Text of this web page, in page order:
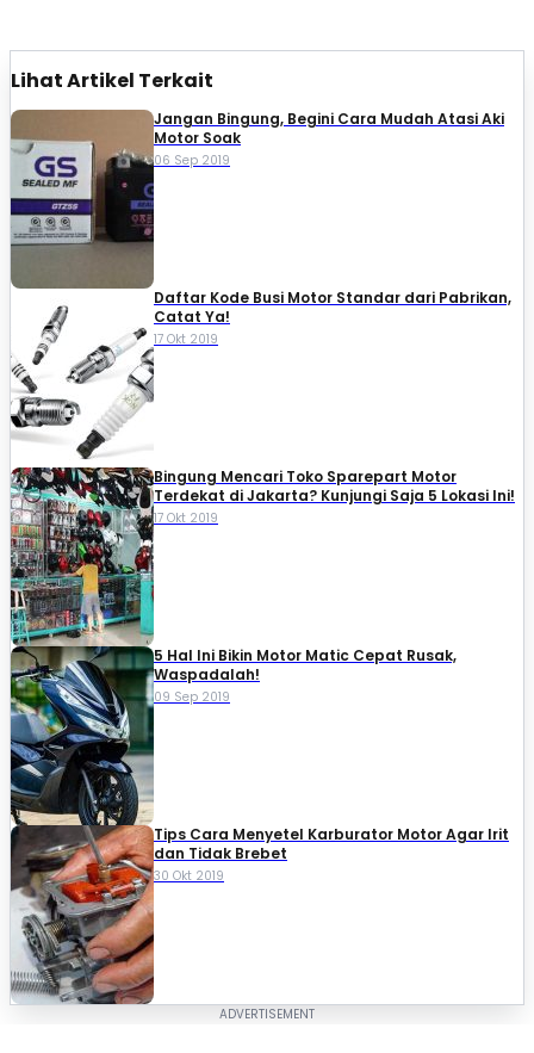
Lihat Artikel Terkait
Jangan Bingung, Begini Cara Mudah Atasi Aki
Motor Soak
06 Sep 2019
Daftar Kode Busi Motor Standar dari Pabrikan,
Catat Ya!
17 Okt 2019
Bingung Mencari Toko Sparepart Motor
Terdekat di Jakarta? Kunjungi Saja 5 Lokasi Ini!
17 Okt 2019
5 Hal Ini Bikin Motor Matic Cepat Rusak,
Waspadalah!
09 Sep 2019
Tips Cara Menyetel Karburator Motor Agar Irit
dan Tidak Brebet
30 Okt 2019